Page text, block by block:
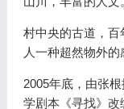
村中央的古道，
人一种超然物外的
2005年底，由张
学剧本《寻找》改